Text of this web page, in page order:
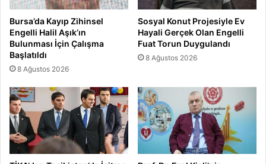
Bursa’da Kayıp Zihinsel
Engelli Halil Aşık’ın
Bulunması İçin Çalışma
Başlatıldı
8 Ağustos 2026
Sosyal Konut Projesiyle Ev
Hayali Gerçek Olan Engelli
Fuat Torun Duygulandı
8 Ağustos 2026